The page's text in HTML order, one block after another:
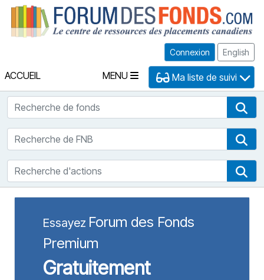
Connexion English
ACCUEIL MENU Ma liste de suivi
Recherche de fonds
Recherche de FNB
Recherche d'actions
Essayez Forum des Fonds
Premium
Gratuitement